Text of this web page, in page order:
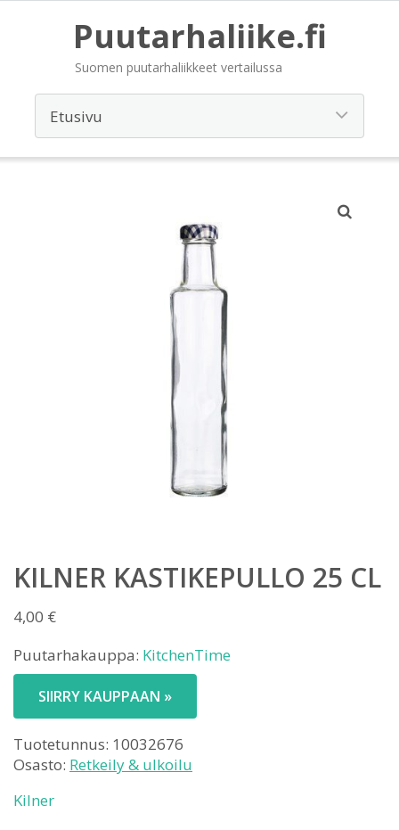
Puutarhaliike.fi
Suomen puutarhaliikkeet vertailussa
KILNER KASTIKEPULLO 25 CL
4,00 €
Puutarhakauppa: KitchenTime
SIIRRY KAUPPAAN »
Tuotetunnus: 10032676
Osasto: Retkeily & ulkoilu
Kilner